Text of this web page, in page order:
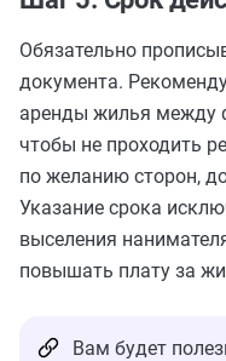
Обязательно
документа.
аренды жилья между
чтобы не проходить
по желанию сторон,
Указание срока
выселения
повышать плату за
Вам будет